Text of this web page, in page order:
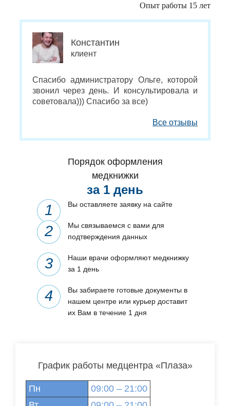
Опыт работы 15 лет
Константин
клиент
Спасибо администратору Ольге, которой
звонил через день. И консультировала и
советовала))) Спасибо за все)
Все отзывы
Порядок оформления
медкнижки
за 1 день
Вы оставляете заявку на сайте
Мы связываемся с вами для
подтверждения данных
Наши врачи оформляют медкнижку
за 1 день
Вы забираете готовые документы в
нашем центре или курьер доставит
их Вам в течение 1 дня
График работы медцентра «Плаза»
Пн
09:00 – 21:00